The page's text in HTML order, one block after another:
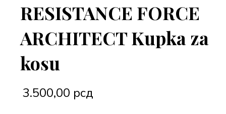
RESISTANCE FORCE
ARCHITECT Kupka za
kosu
3.500,00 рсд